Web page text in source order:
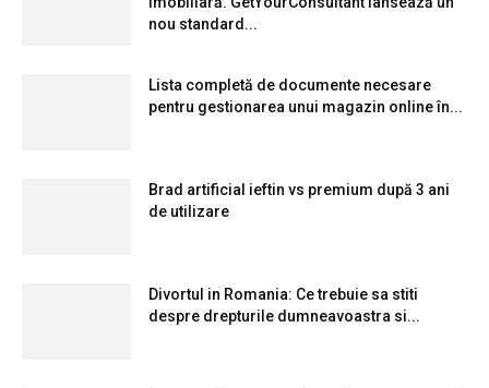
nou standard...
Lista completă de documente necesare
pentru gestionarea unui magazin online în...
Brad artificial ieftin vs premium după 3 ani
de utilizare
Divortul in Romania: Ce trebuie sa stiti
despre drepturile dumneavoastra si...